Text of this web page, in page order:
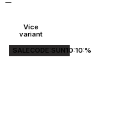
Více
variant
SALECODE:SUN10:10:%